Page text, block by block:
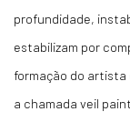
profundidade,
estabilizam por
formação do artista
a chamada veil